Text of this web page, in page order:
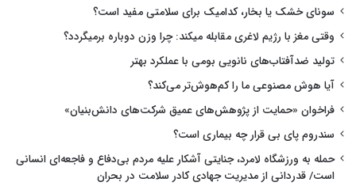
سونای خشک یا بخار، کدامیک برای سلامتی مفید است؟
وقتی مغز با رژیم لاغری مقابله میکند: چرا وزن دوباره برمیگردد؟
تولید ضدآفتاب‌های نانویی بومی با عملکرد بهتر
آیا هوش مصنوعی ما را کم‌هوش‌تر می‌کند؟
فراخوان «حمایت از پژوهش‌های عمیق شرکت‌های دانش‌بنیان»
سندروم پای بی قرار چه بیماری است؟
حمله به ورزشگاه لامرد، جنایتی آشکار علیه مردم بی‌دفاع و فاجعه‌ای انسانی
است/ قدردانی از مدیریت جهادی کادر سلامت در بحران